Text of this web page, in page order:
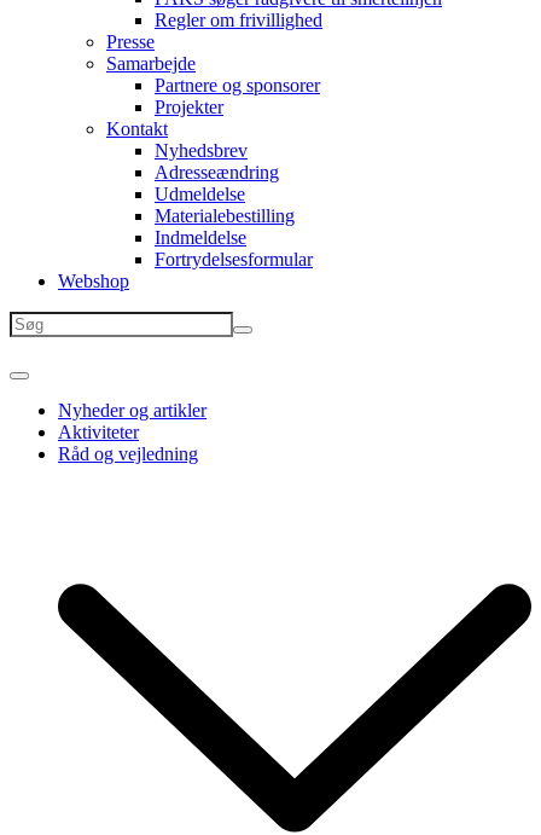
Regler om frivillighed
Presse
Samarbejde
Partnere og sponsorer
Projekter
Kontakt
Nyhedsbrev
Adresseændring
Udmeldelse
Materialebestilling
Indmeldelse
Fortrydelsesformular
Webshop
Nyheder og artikler
Aktiviteter
Råd og vejledning